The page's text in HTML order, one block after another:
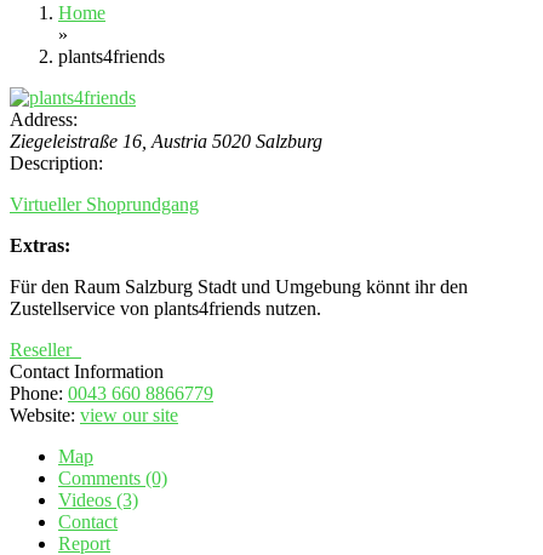
Home
»
plants4friends
Address:
Ziegeleistraße 16 Austria 5020 Salzburg
Description:
Virtueller Shoprundgang
Extras:
Für den Raum Salzburg Stadt und Umgebung könnt ihr den
Zustellservice von plants4friends nutzen.
Reseller
Contact Information
Phone: 0043 660 8866779
Website: view our site
Map
Comments (0)
Videos (3)
Contact
Report